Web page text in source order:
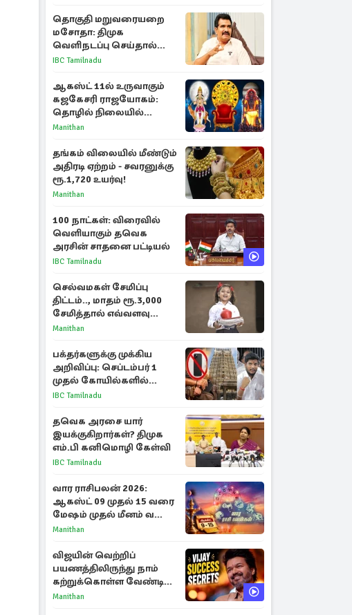
தொகுதி மறுவரையறை
மசோதா: திமுக
வெளிநடப்பு செய்தால்
ஆதரவாகவே கருதப்படும்
IBC Tamilnadu
ஆகஸ்ட் 11ல் உருவாகும்
கஜகேசரி ராஜயோகம்:
தொழில் நிலையில்
அதிர்ஷ்டம் பெறும் 3
Manithan
தங்கம் விலையில் மீண்டும்
அதிரடி ஏற்றம் - சவரனுக்கு
ரூ.1,720 உயர்வு!
Manithan
100 நாட்கள்: விரைவில்
வெளியாகும் தவெக
அரசின் சாதனை பட்டியல்
IBC Tamilnadu
செல்வமகள் சேமிப்பு
திட்டம்.., மாதம் ரூ.3,000
சேமித்தால் எவ்வளவு
கிடைக்கும்?
Manithan
பக்தர்களுக்கு முக்கிய
அறிவிப்பு: செப்டம்பர் 1
முதல் கோயில்களில்
மொபைலுக்கு தடை!
IBC Tamilnadu
தவெக அரசை யார்
இயக்குகிறார்கள்? திமுக
எம்.பி கனிமொழி கேள்வி
IBC Tamilnadu
வார ராசிபலன் 2026:
ஆகஸ்ட் 09 முதல் 15 வரை
மேஷம் முதல் மீனம் வரை
முழு பலன்கள்
Manithan
விஜயின் வெற்றிப்
பயணத்திலிருந்து நாம்
கற்றுக்கொள்ள வேண்டிய
முக்கிய 3 விடயங்கள்!
Manithan